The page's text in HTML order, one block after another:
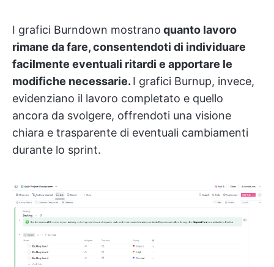
I grafici Burndown mostrano quanto lavoro
rimane da fare, consentendoti di individuare
facilmente eventuali ritardi e apportare le
modifiche necessarie. I grafici Burnup, invece,
evidenziano il lavoro completato e quello
ancora da svolgere, offrendoti una visione
chiara e trasparente di eventuali cambiamenti
durante lo sprint.